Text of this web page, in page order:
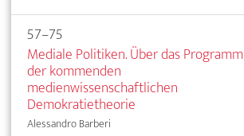
57–75
Mediale Politiken. Über das Programm
der kommenden
medienwissenschaftlichen
Demokratietheorie
Alessandro Barberi